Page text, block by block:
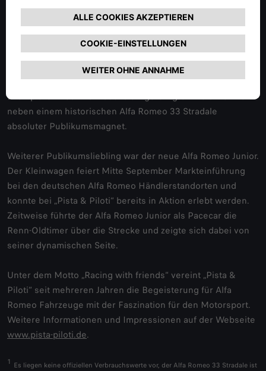
zu einem ganz besonderen Erlebnis macht.“
Am Wochenende feierte außerdem der Alfa Romeo 33
Stradale Deutschlandpremiere. Die Neuauflage des
legendären Sportwagens ist eine Hommage an das
gleichnamige Coupé aus den 1960er Jahren. Der in nur 33
Exemplaren hochindividualisiert gefertigte Zweisitzer war
neben einem historischen Alfa Romeo 33 Stradale
absoluter Publikumsmagnet.
Weiterer Publikumsliebling war der neue Alfa Romeo Junior.
Der Kleinwagen feiert Mitte September Markteinführung
bei den deutschen Alfa Romeo Händlerstandorten und
konnte bei „Pista & Piloti“ bereits in Aktion erlebt werden.
Zeitweise führte der Alfa Romeo Junior als Pacecar die
Renn-Oldtimer über die Strecke und zeigte sich dabei von
seiner dynamischen Seite.
Unter dem Motto „Racing with friends“ vereint „Pista &
Piloti“ seit mehreren Jahren die Begeisterung für Alfa
Romeo Fahrzeuge mit der Faszination für den Motorsport.
Weitere Informationen und Impressionen auf der Webseite
www.pista-piloti.de.
1 Es liegen keine offiziellen Verbrauchswerte vor, der Alfa Romeo 33 Stradale ist